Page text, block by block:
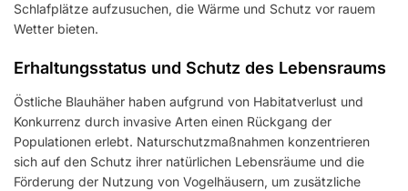
Schlafplätze aufzusuchen, die Wärme und Schutz vor rauem
Wetter bieten.
Erhaltungsstatus und Schutz des Lebensraums
Östliche Blauhäher haben aufgrund von Habitatverlust und
Konkurrenz durch invasive Arten einen Rückgang der
Populationen erlebt. Naturschutzmaßnahmen konzentrieren
sich auf den Schutz ihrer natürlichen Lebensräume und die
Förderung der Nutzung von Vogelhäusern, um zusätzliche